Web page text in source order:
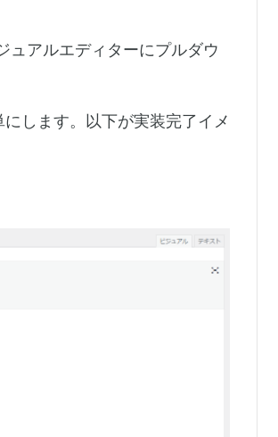
アルエディターにプルダウ
します。以下が実装完了イメ